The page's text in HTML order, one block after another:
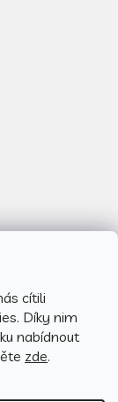
cítili
Díky nim
nabídnout
zde.